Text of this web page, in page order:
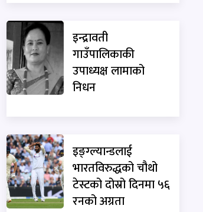
इन्द्रावती
गाउँपालिकाकी
उपाध्यक्ष लामाको
निधन
इङ्ग्ल्यान्डलाई
भारतविरुद्धको चौथो
टेस्टको दोस्रो दिनमा ५६
रनको अग्रता